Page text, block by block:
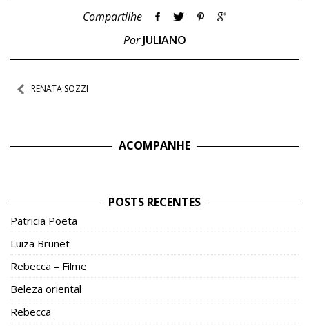
Compartilhe
PorJULIANO
Navegação
RENATA SOZZI
ACOMPANHE
POSTS RECENTES
Patricia Poeta
Luiza Brunet
Rebecca – Filme
Beleza oriental
Rebecca